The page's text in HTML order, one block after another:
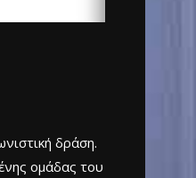
δράση.
ομάδας του